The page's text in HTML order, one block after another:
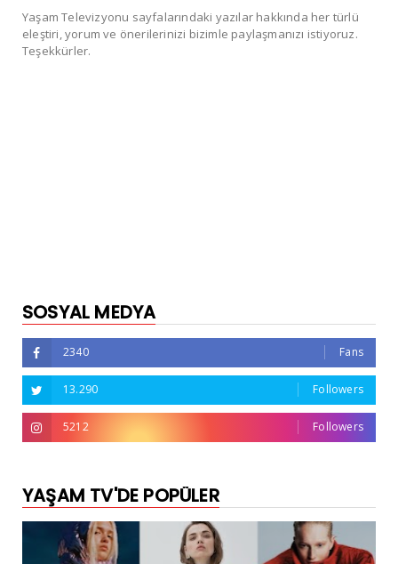
Yaşam Televizyonu sayfalarındaki yazılar hakkında her türlü
eleştiri, yorum ve önerilerinizi bizimle paylaşmanızı istiyoruz.
Teşekkürler.
SOSYAL MEDYA
2340 Fans
13.290 Followers
5212 Followers
YAŞAM TV'DE POPÜLER